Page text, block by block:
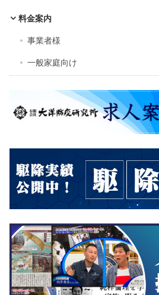
料金案内
事業者様
一般家庭向け